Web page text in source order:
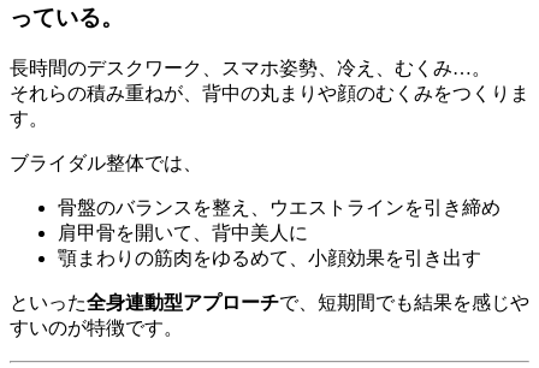
っている。
長時間のデスクワーク、スマホ姿勢、冷え、むくみ…。
それらの積み重ねが、背中の丸まりや顔のむくみをつくりま
す。
ブライダル整体では、
骨盤のバランスを整え、ウエストラインを引き締め
肩甲骨を開いて、背中美人に
顎まわりの筋肉をゆるめて、小顔効果を引き出す
といった全身連動型アプローチで、短期間でも結果を感じや
すいのが特徴です。